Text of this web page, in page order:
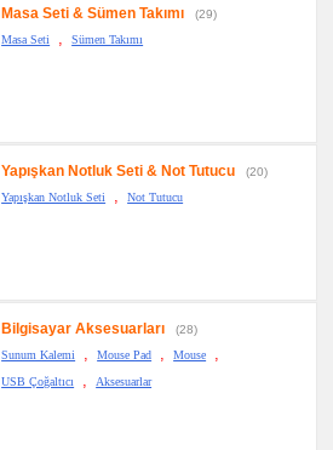
Masa Seti & Sümen Takımı
(29)
Masa Seti
Sümen Takımı
Yapışkan Notluk Seti & Not Tutucu
(20)
Yapışkan Notluk Seti
Not Tutucu
Bilgisayar Aksesuarları
(28)
Sunum Kalemi
Mouse Pad Mouse
USB Çoğaltıcı Aksesuarlar